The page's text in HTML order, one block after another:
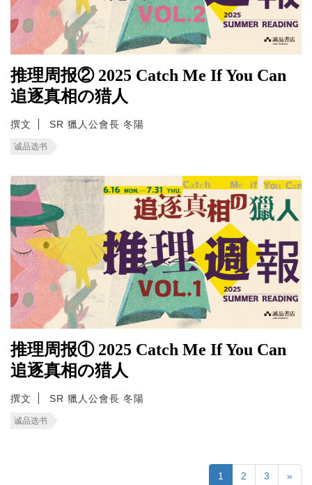
推理周报② 2025 Catch Me If You Can
追逐真相の猎人
撰文 SR 獵人公會長 冬陽
诚品选书
推理周报① 2025 Catch Me If You Can
追逐真相の猎人
撰文 SR 獵人公會長 冬陽
诚品选书
1 2 3 »